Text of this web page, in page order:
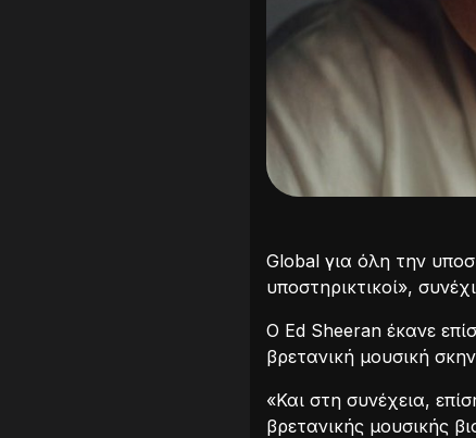
Global για όλη την
υποστηρικτικοί»,
Ο Ed Sheeran έκανε
βρετανική μουσική
«Και στη συνέχεια,
βρετανικής μουσικής